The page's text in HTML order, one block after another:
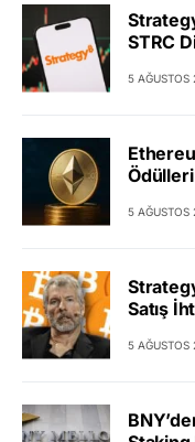
STRC
5 AĞUSTOS
Ödülleri
5 AĞUSTOS
Satış
5 AĞUSTOS